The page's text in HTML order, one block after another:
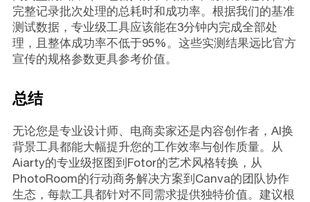
完整记录批次处理的总耗时和成功率。根据我们的基准
测试数据，专业级工具应该能在3分钟内完成全部处
理，且整体成功率不低于95%。这些实测结果远比官方
宣传的规格参数更具参考价值。
总结
无论您是专业设计师、电商卖家还是内容创作者，AI换
背景工具都能大幅提升您的工作效率与创作质量。从
Aiarty的专业级抠图到Fotor的艺术风格转换，从
PhotoRoom的行动商务解决方案到Canva的团队协作
生态，每款工具都针对不同需求提供独特价值。建议根